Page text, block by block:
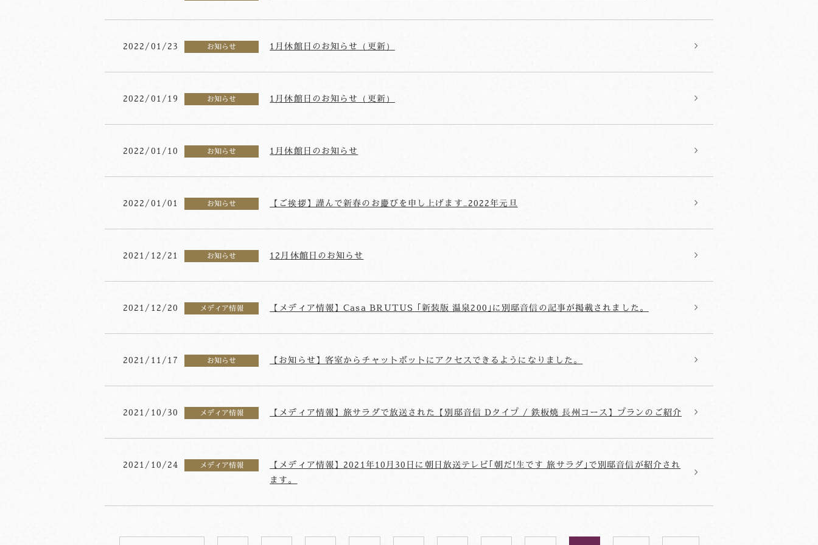
2022/01/23 お知らせ 1月休館日のお知らせ（更新）
2022/01/19 お知らせ 1月休館日のお知らせ（更新）
2022/01/10 お知らせ 1月休館日のお知らせ
2022/01/01 お知らせ 【ご挨拶】謹んで新春のお慶びを申し上げます_2022年元旦
2021/12/21 お知らせ 12月休館日のお知らせ
2021/12/20 メディア情報 【メディア情報】Casa BRUTUS ｢新装版 温泉200｣に別邸音信の記事が掲載されました。
2021/11/17 お知らせ 【お知らせ】客室からチャットボットにアクセスできるようになりました。
2021/10/30 メディア情報 【メディア情報】旅サラダで放送された【別邸音信 Dタイプ / 鉄板焼 長州コース】プランのご紹介
2021/10/24 メディア情報
【メディア情報】2021年10月30日に朝日放送テレビ｢朝だ!生です 旅サラダ｣で別邸音信が紹介され
ます。